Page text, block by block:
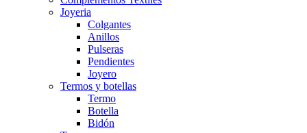
Joyeria
Colgantes
Anillos
Pulseras
Pendientes
Joyero
Termos y botellas
Termo
Botella
Bidón